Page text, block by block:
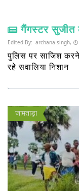
गैंगस्टर सुजीत
Edited By: archana singh,
पुलिस पर साजिश
रहे सवालिया निशान
जामताड़ा